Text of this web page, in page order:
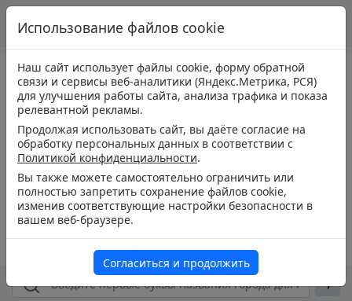
Использование файлов cookie
Наш сайт использует файлы cookie, форму обратной
связи и сервисы веб-аналитики (Яндекс.Метрика, РСЯ)
для улучшения работы сайта, анализа трафика и показа
релевантной рекламы.
Продолжая использовать сайт, вы даёте согласие на
обработку персональных данных в соответствии с
Политикой конфиденциальности.
Вы также можете самостоятельно ограничить или
полностью запретить сохранение файлов cookie,
изменив соответствующие настройки безопасности в
вашем веб-браузере.
Согласиться и продолжить